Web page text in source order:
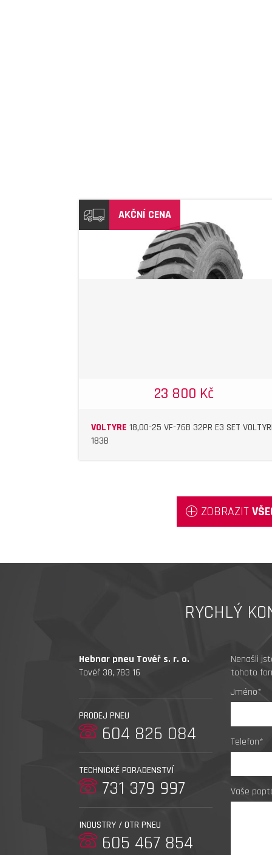
AKČNÍ CENA
23 800 Kč
VOLTYRE 18,00-25 VF-76B 32PR E3 SET
183B
ZOBRAZIT
RYCHLÝ
Hebnar pneu Tovéř s. r. o.
Tovéř 38, 783 16
PRODEJ PNEU
604 826 084
TECHNICKÉ PORADENSTVÍ
731 379 997
INDUSTRY / OTR PNEU
605 467 854
Nenašli
tohoto
Jméno*
Telefon*
Vaše